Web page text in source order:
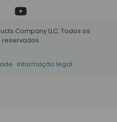
Company LLC. Todos os
reservados
Informação legal